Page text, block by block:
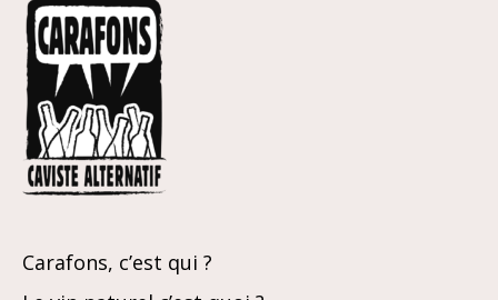
Carafons, c’est qui ?